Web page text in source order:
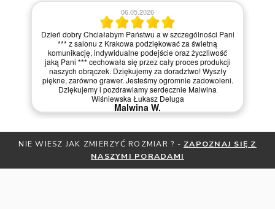
06.05.2026
Dzień dobry Chciałabym Państwu a w szczególności Pani
*** z salonu z Krakowa podziękować za świetną
komunikację, indywidualne podejście oraz życzliwość
jaką Pani *** cechowała się przez cały proces produkcji
naszych obrączek. Dziękujemy za doradztwo! Wyszły
piękne, zarówno grawer. Jesteśmy ogromnie zadowoleni.
Dziękujemy i pozdrawiamy serdecznie Malwina
Wiśniewska Łukasz Deluga
Malwina W.
NIE WIESZ JAK ZMIERZYĆ ROZMIAR ? - ZAPOZNAJ SIĘ Z
NASZYMI PORADAMI